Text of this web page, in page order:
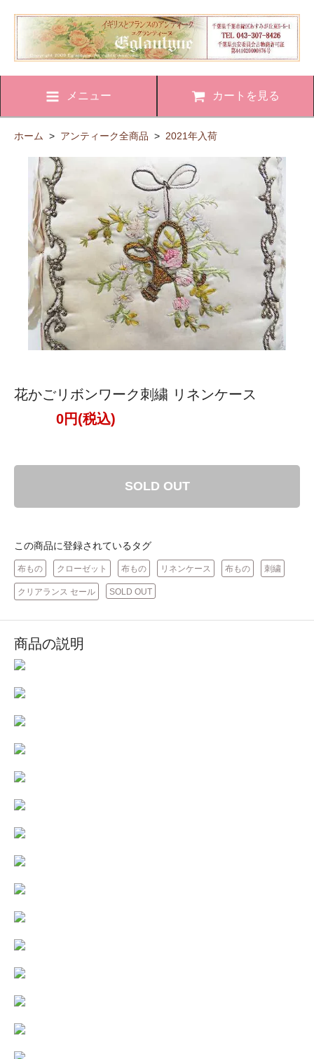
メニュー カートを見る
ホーム > アンティーク全商品 > 2021年入荷
花かごリボンワーク刺繍 リネンケース
0円(税込)
SOLD OUT
この商品に登録されているタグ
布もの クローゼット 布もの リネンケース 布もの 刺繍
クリアランス セール SOLD OUT
商品の説明